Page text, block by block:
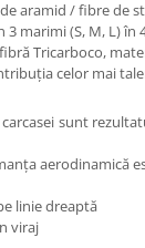
aramid / fibre de
marimi (S, M, L) în
Tricarboco,
celor mai
sunt
linie dreaptă
viraj